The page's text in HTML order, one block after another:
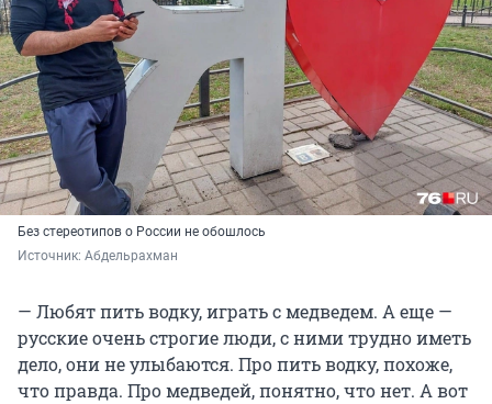
Без стереотипов о России не обошлось
Источник: Абдельрахман
— Любят пить водку, играть с медведем. А еще —
русские очень строгие люди, с ними трудно иметь
дело, они не улыбаются. Про пить водку, похоже,
что правда. Про медведей, понятно, что нет. А вот